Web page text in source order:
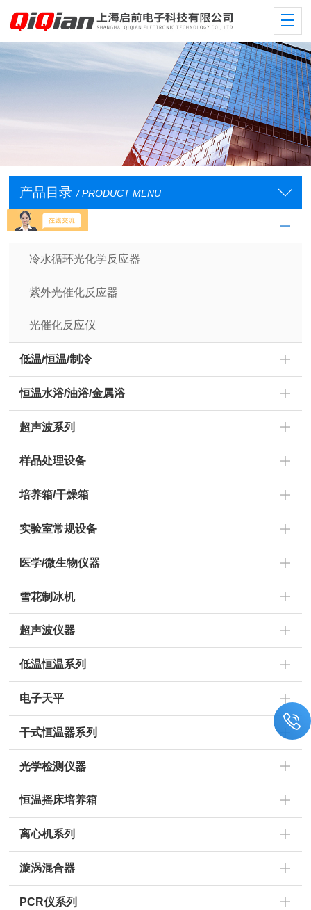
产品目录 / PRODUCT MENU
光学反应仪器
冷水循环光化学反应器
紫外光催化反应器
光催化反应仪
低温/恒温/制冷
恒温水浴/油浴/金属浴
超声波系列
样品处理设备
培养箱/干燥箱
实验室常规设备
医学/微生物仪器
雪花制冰机
超声波仪器
低温恒温系列
电子天平
干式恒温器系列
光学检测仪器
恒温摇床培养箱
离心机系列
漩涡混合器
PCR仪系列